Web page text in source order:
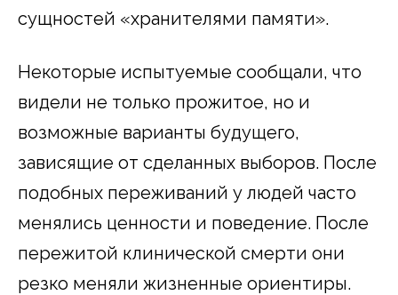
сущностей «хранителями памяти».
Некоторые испытуемые сообщали, что
видели не только прожитое, но и
возможные варианты будущего,
зависящие от сделанных выборов. После
подобных переживаний у людей часто
менялись ценности и поведение. После
пережитой клинической смерти они
резко меняли жизненные ориентиры.